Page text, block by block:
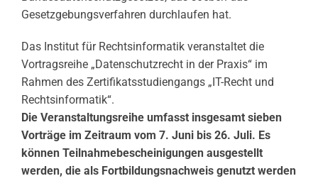
Gesetzgebungsverfahren durchlaufen hat.
Das Institut für Rechtsinformatik veranstaltet die
Vortragsreihe „Datenschutzrecht in der Praxis“ im
Rahmen des Zertifikatsstudiengangs „IT-Recht und
Rechtsinformatik“.
Die Veranstaltungsreihe umfasst insgesamt sieben
Vorträge im Zeitraum vom 7. Juni bis 26. Juli. Es
können Teilnahmebescheinigungen ausgestellt
werden, die als Fortbildungsnachweis genutzt werden